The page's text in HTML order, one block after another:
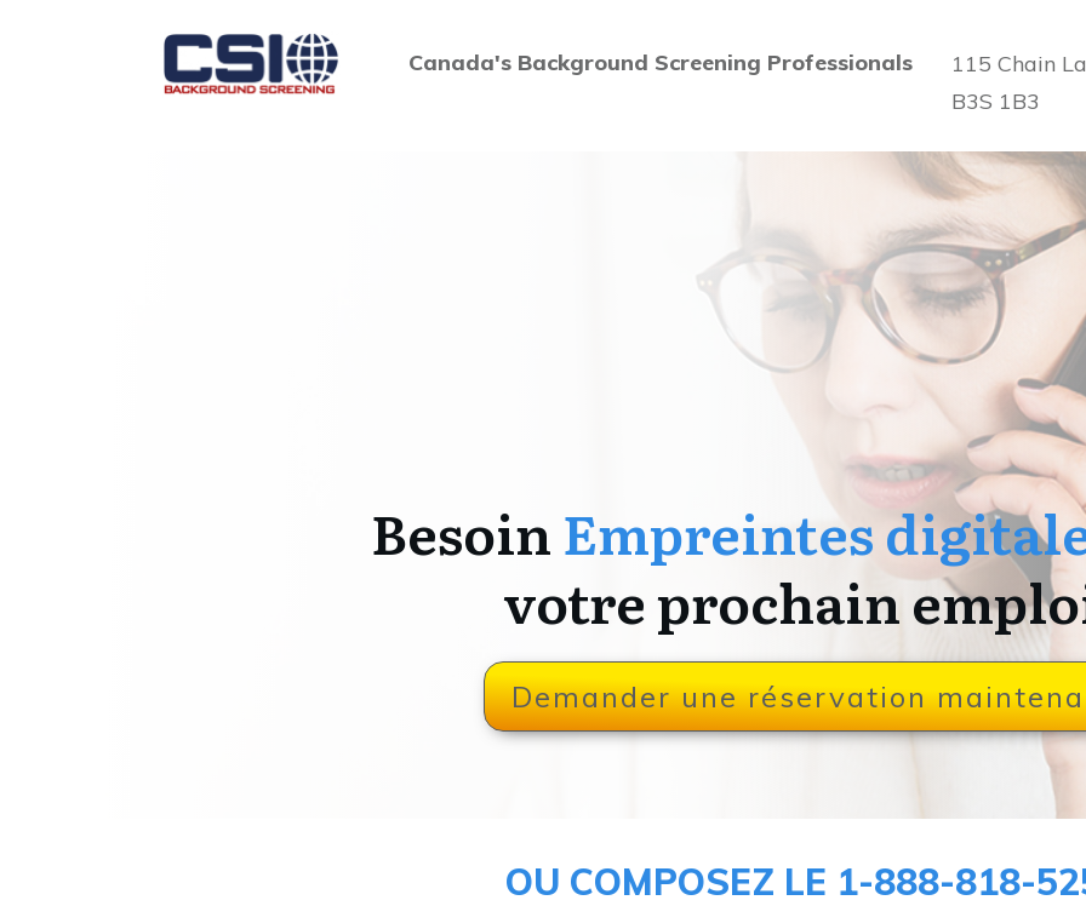
Canada's Background Screening Professionals
115 Chain
B3S 1B3
BesoinEmpreintes
votre prochain
Demander une réservation
OU COMPOSEZ LE 1-888-818-